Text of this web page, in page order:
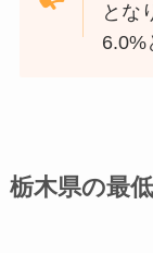
とな
6.0%
栃木県の最